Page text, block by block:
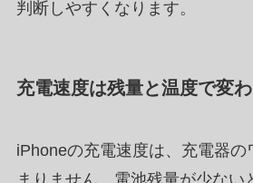
判断しやすくなります。
充電速度は残量と温度で変
iPhoneの充電速度は、充電器の